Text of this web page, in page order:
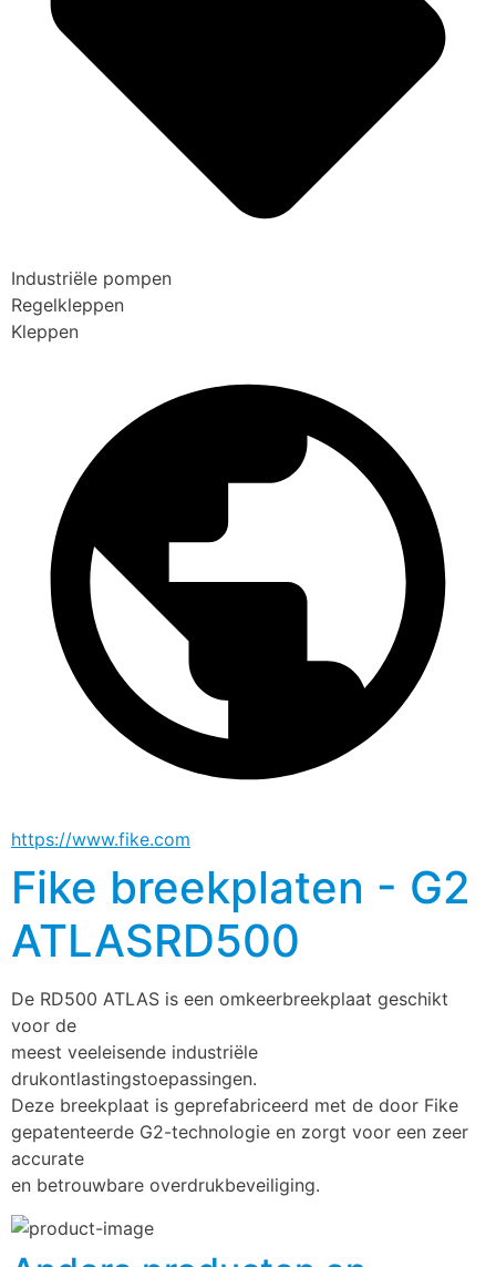
Industriële pompen
Regelkleppen
Kleppen
https://www.fike.com
Fike breekplaten - G2
ATLASRD500
De RD500 ATLAS is een omkeerbreekplaat geschikt
voor de
meest veeleisende industriële
drukontlastingstoepassingen.
Deze breekplaat is geprefabriceerd met de door Fike
gepatenteerde G2-technologie en zorgt voor een zeer
accurate
en betrouwbare overdrukbeveiliging.